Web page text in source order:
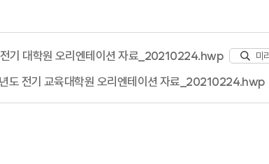
기 대학원 오리엔테이션 자료_20210224.hwp 미
도 전기 교육대학원 오리엔테이션 자료_20210224.hwp